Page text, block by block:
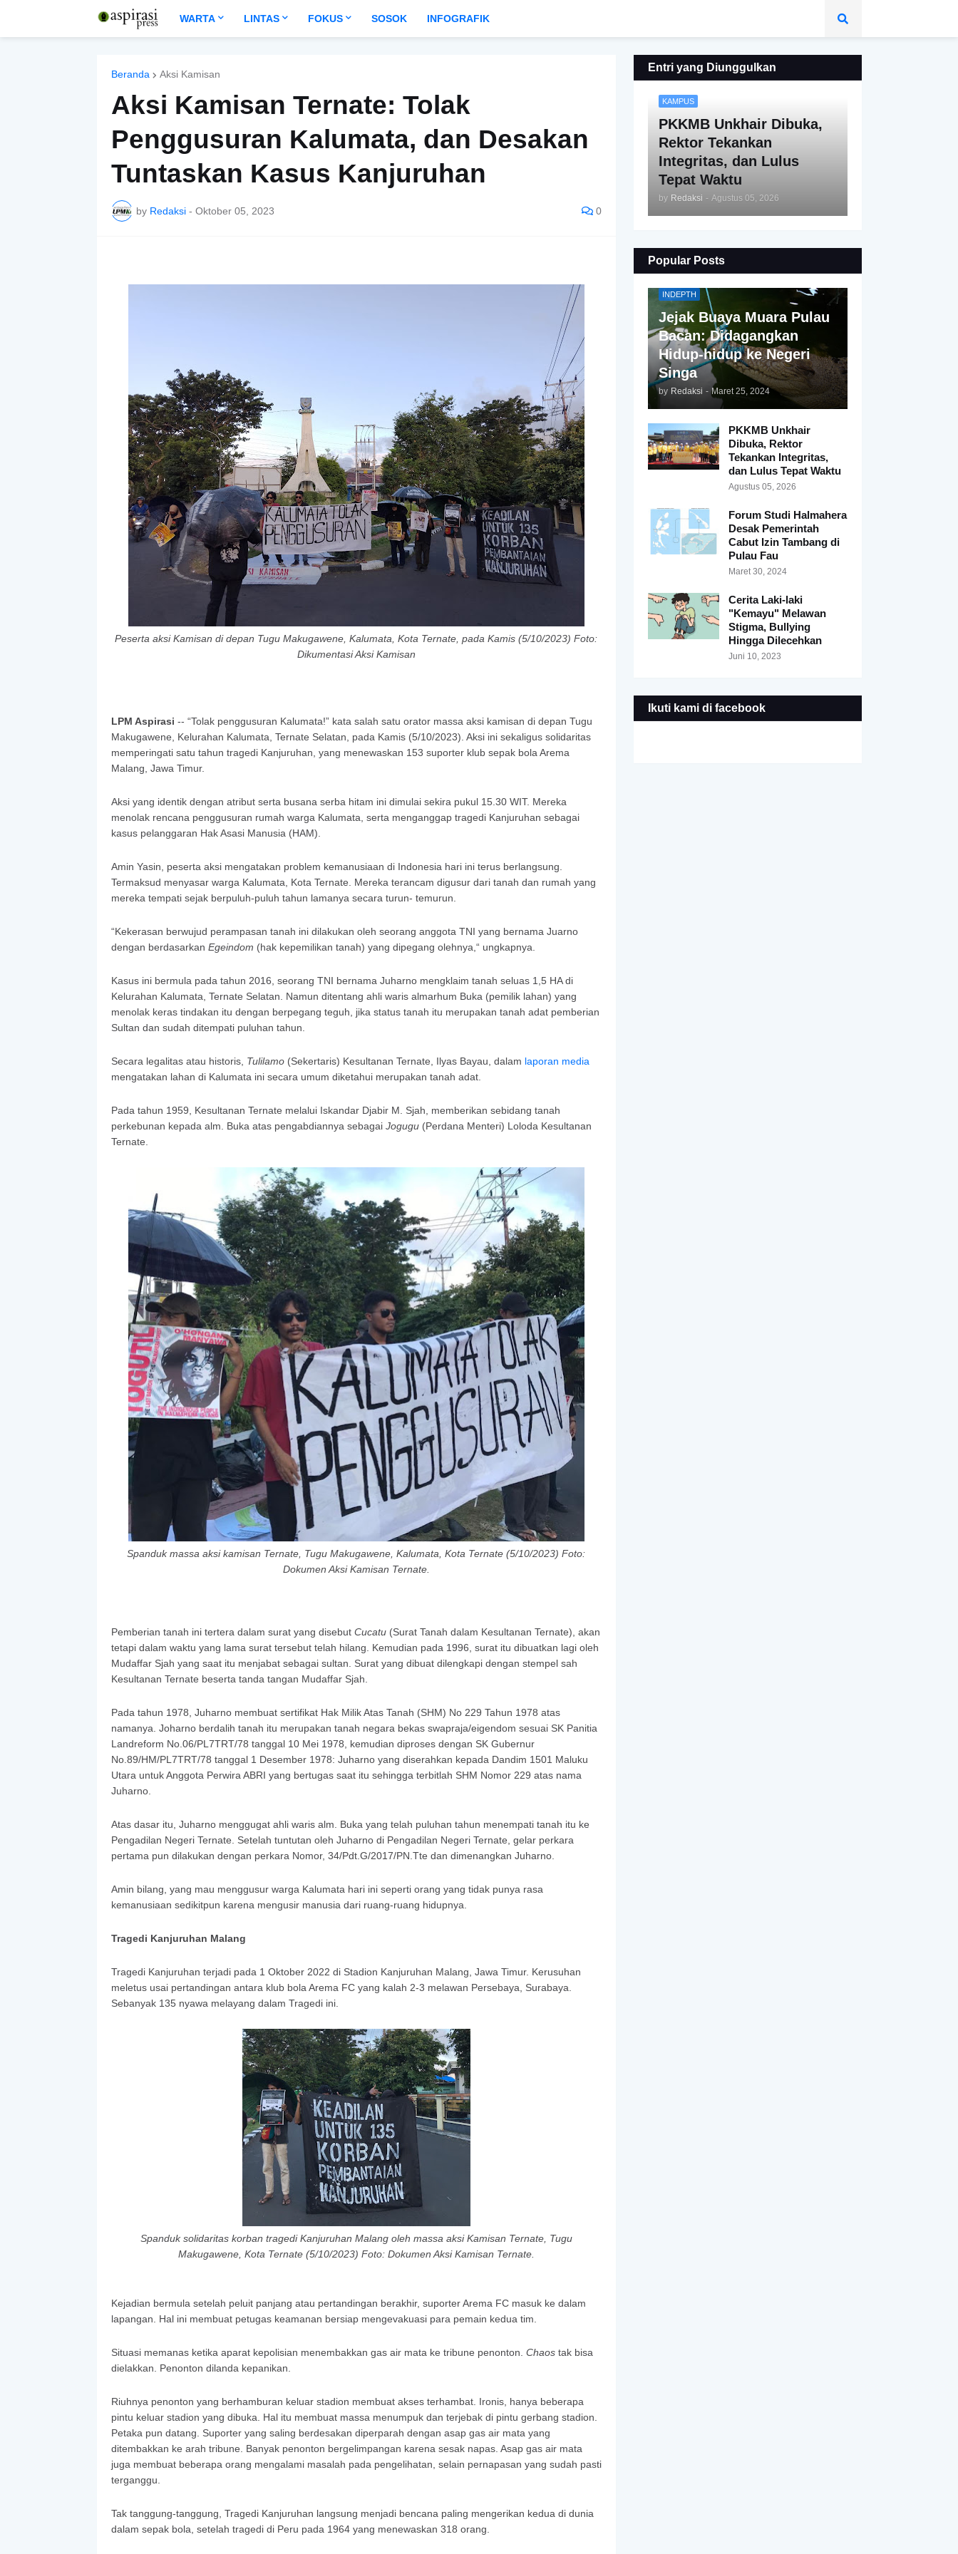
WARTA LINTAS FOKUS SOSOK INFOGRAFIK
Beranda Aksi Kamisan
Aksi Kamisan Ternate: Tolak
Penggusuran Kalumata, dan Desakan
Tuntaskan Kasus Kanjuruhan
by Redaksi - Oktober 05, 2023 0
Peserta aksi Kamisan di depan Tugu Makugawene, Kalumata, Kota Ternate, pada Kamis (5/10/2023) Foto:
Dikumentasi Aksi Kamisan
LPM Aspirasi -- “Tolak penggusuran Kalumata!” kata salah satu orator massa aksi kamisan di depan Tugu
Makugawene, Kelurahan Kalumata, Ternate Selatan, pada Kamis (5/10/2023). Aksi ini sekaligus solidaritas
memperingati satu tahun tragedi Kanjuruhan, yang menewaskan 153 suporter klub sepak bola Arema
Malang, Jawa Timur.
Aksi yang identik dengan atribut serta busana serba hitam ini dimulai sekira pukul 15.30 WIT. Mereka
menolak rencana penggusuran rumah warga Kalumata, serta menganggap tragedi Kanjuruhan sebagai
kasus pelanggaran Hak Asasi Manusia (HAM).
Amin Yasin, peserta aksi mengatakan problem kemanusiaan di Indonesia hari ini terus berlangsung.
Termaksud menyasar warga Kalumata, Kota Ternate. Mereka terancam digusur dari tanah dan rumah yang
mereka tempati sejak berpuluh-puluh tahun lamanya secara turun- temurun.
“Kekerasan berwujud perampasan tanah ini dilakukan oleh seorang anggota TNI yang bernama Juarno
dengan berdasarkan Egeindom (hak kepemilikan tanah) yang dipegang olehnya,“ ungkapnya.
Kasus ini bermula pada tahun 2016, seorang TNI bernama Juharno mengklaim tanah seluas 1,5 HA di
Kelurahan Kalumata, Ternate Selatan. Namun ditentang ahli waris almarhum Buka (pemilik lahan) yang
menolak keras tindakan itu dengan berpegang teguh, jika status tanah itu merupakan tanah adat pemberian
Sultan dan sudah ditempati puluhan tahun.
Secara legalitas atau historis, Tulilamo(Sekertaris) Kesultanan Ternate, Ilyas Bayau, dalam laporan media
mengatakan lahan di Kalumata ini secara umum diketahui merupakan tanah adat.
Pada tahun 1959, Kesultanan Ternate melalui Iskandar Djabir M. Sjah, memberikan sebidang tanah
perkebunan kepada alm. Buka atas pengabdiannya sebagai Jogugu(Perdana Menteri) Loloda Kesultanan
Ternate.
Spanduk massa aksi kamisan Ternate, Tugu Makugawene, Kalumata, Kota Ternate (5/10/2023) Foto:
Dokumen Aksi Kamisan Ternate.
Pemberian tanah ini tertera dalam surat yang disebut Cucatu(Surat Tanah dalam Kesultanan Ternate), akan
tetapi dalam waktu yang lama surat tersebut telah hilang. Kemudian pada 1996, surat itu dibuatkan lagi oleh
Mudaffar Sjah yang saat itu menjabat sebagai sultan. Surat yang dibuat dilengkapi dengan stempel sah
Kesultanan Ternate beserta tanda tangan Mudaffar Sjah.
Pada tahun 1978, Juharno membuat sertifikat Hak Milik Atas Tanah (SHM) No 229 Tahun 1978 atas
namanya. Joharno berdalih tanah itu merupakan tanah negara bekas swapraja/eigendom sesuai SK Panitia
Landreform No.06/PL7TRT/78 tanggal 10 Mei 1978, kemudian diproses dengan SK Gubernur
No.89/HM/PL7TRT/78 tanggal 1 Desember 1978: Juharno yang diserahkan kepada Dandim 1501 Maluku
Utara untuk Anggota Perwira ABRI yang bertugas saat itu sehingga terbitlah SHM Nomor 229 atas nama
Juharno.
Atas dasar itu, Juharno menggugat ahli waris alm. Buka yang telah puluhan tahun menempati tanah itu ke
Pengadilan Negeri Ternate. Setelah tuntutan oleh Juharno di Pengadilan Negeri Ternate, gelar perkara
pertama pun dilakukan dengan perkara Nomor, 34/Pdt.G/2017/PN.Tte dan dimenangkan Juharno.
Amin bilang, yang mau menggusur warga Kalumata hari ini seperti orang yang tidak punya rasa
kemanusiaan sedikitpun karena mengusir manusia dari ruang-ruang hidupnya.
Tragedi Kanjuruhan Malang
Tragedi Kanjuruhan terjadi pada 1 Oktober 2022 di Stadion Kanjuruhan Malang, Jawa Timur. Kerusuhan
meletus usai pertandingan antara klub bola Arema FC yang kalah 2-3 melawan Persebaya, Surabaya.
Sebanyak 135 nyawa melayang dalam Tragedi ini.
Spanduk solidaritas korban tragedi Kanjuruhan Malang oleh massa aksi Kamisan Ternate, Tugu
Makugawene, Kota Ternate (5/10/2023) Foto: Dokumen Aksi Kamisan Ternate.
Kejadian bermula setelah peluit panjang atau pertandingan berakhir, suporter Arema FC masuk ke dalam
lapangan. Hal ini membuat petugas keamanan bersiap mengevakuasi para pemain kedua tim.
Situasi memanas ketika aparat kepolisian menembakkan gas air mata ke tribune penonton. Chaostak bisa
dielakkan. Penonton dilanda kepanikan.
Riuhnya penonton yang berhamburan keluar stadion membuat akses terhambat. Ironis, hanya beberapa
pintu keluar stadion yang dibuka. Hal itu membuat massa menumpuk dan terjebak di pintu gerbang stadion.
Petaka pun datang. Suporter yang saling berdesakan diperparah dengan asap gas air mata yang
ditembakkan ke arah tribune. Banyak penonton bergelimpangan karena sesak napas. Asap gas air mata
juga membuat beberapa orang mengalami masalah pada pengelihatan, selain pernapasan yang sudah pasti
terganggu.
Tak tanggung-tanggung, Tragedi Kanjuruhan langsung menjadi bencana paling mengerikan kedua di dunia
dalam sepak bola, setelah tragedi di Peru pada 1964 yang menewaskan 318 orang.
Entri yang Diunggulkan
KAMPUS
PKKMB Unkhair Dibuka,
Rektor Tekankan
Integritas, dan Lulus
Tepat Waktu
by Redaksi - Agustus 05, 2026
Popular Posts
INDEPTH
Jejak Buaya Muara Pulau
Bacan: Didagangkan
Hidup-hidup ke Negeri
Singa
by Redaksi - Maret 25, 2024
PKKMB Unkhair
Dibuka, Rektor
Tekankan Integritas,
dan Lulus Tepat Waktu
Agustus 05, 2026
Forum Studi Halmahera
Desak Pemerintah
Cabut Izin Tambang di
Pulau Fau
Maret 30, 2024
Cerita Laki-laki
"Kemayu" Melawan
Stigma, Bullying
Hingga Dilecehkan
Juni 10, 2023
Ikuti kami di facebook